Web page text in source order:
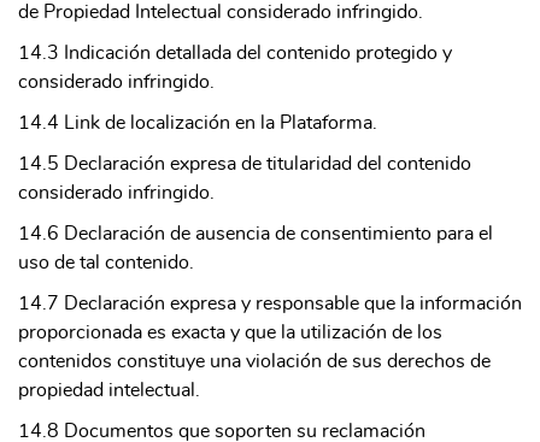
de Propiedad Intelectual considerado infringido.
14.3 Indicación detallada del contenido protegido y
considerado infringido.
14.4 Link de localización en la Plataforma.
14.5 Declaración expresa de titularidad del contenido
considerado infringido.
14.6 Declaración de ausencia de consentimiento para el
uso de tal contenido.
14.7 Declaración expresa y responsable que la información
proporcionada es exacta y que la utilización de los
contenidos constituye una violación de sus derechos de
propiedad intelectual.
14.8 Documentos que soporten su reclamación